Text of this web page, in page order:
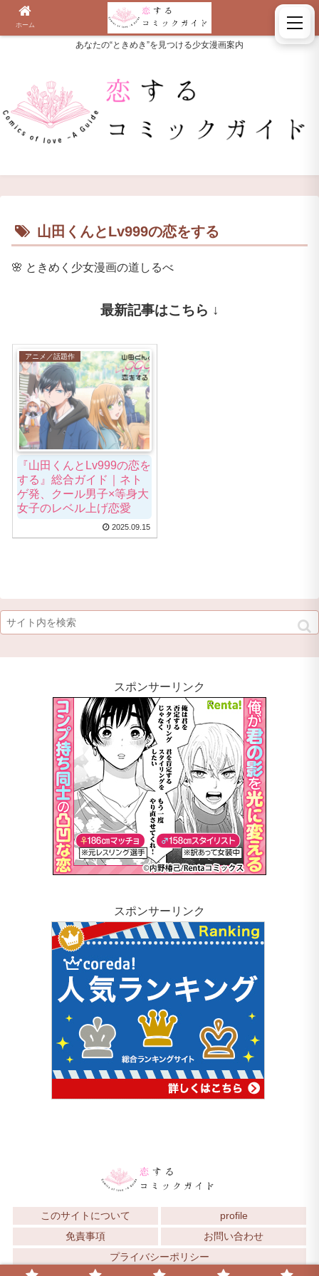
あなたの“ときめき”を見つける少女漫画案内
山田くんとLv999の恋をする
🌸 ときめく少女漫画の道しるべ
最新記事はこちら ↓
アニメ／話題作
『山田くんとLv999の恋を
する』総合ガイド｜ネト
ゲ発、クール男子×等身大
女子のレベル上げ恋愛
2025.09.15
スポンサーリンク
スポンサーリンク
このサイトについて
profile
免責事項
お問い合わせ
プライバシーポリシー
ホーム 検索